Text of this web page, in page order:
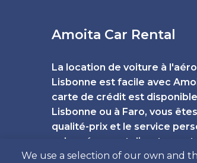
We use a selection of our own and
Amoita Car Rental
La location de voiture à
Lisbonne est facile avec
carte de crédit est
Lisbonne ou à Faro, vous
qualité-prix et le service
qu'en réservant
Portugal. Pour un service